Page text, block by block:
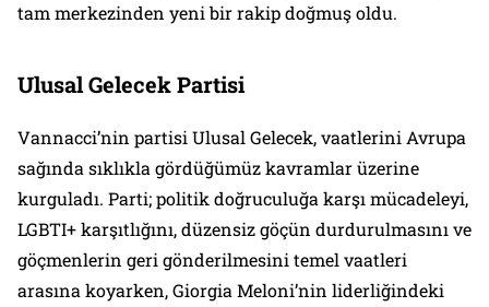
tam merkezinden yeni bir rakip doğmuş oldu.
Ulusal Gelecek Partisi
Vannacci’nin partisi Ulusal Gelecek, vaatlerini Avrupa
sağında sıklıkla gördüğümüz kavramlar üzerine
kurguladı. Parti; politik doğruculuğa karşı mücadeleyi,
LGBTI+ karşıtlığını, düzensiz göçün durdurulmasını ve
göçmenlerin geri gönderilmesini temel vaatleri
arasına koyarken, Giorgia Meloni’nin liderliğindeki